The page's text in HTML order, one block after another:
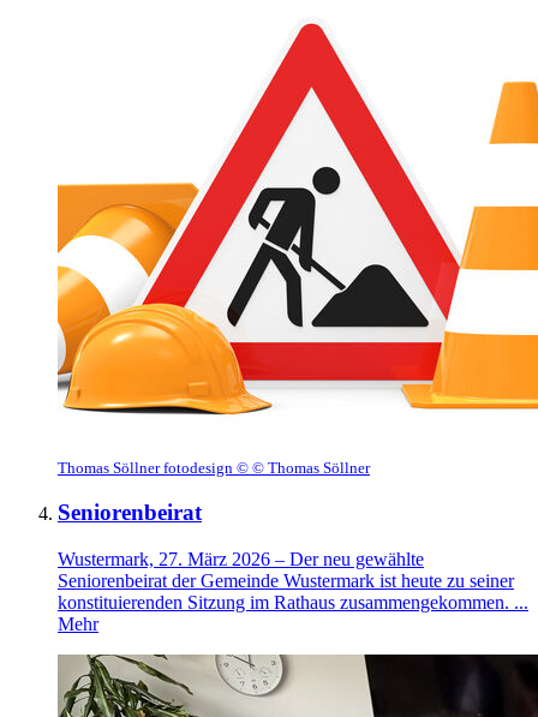
Thomas Söllner fotodesign © © Thomas Söllner
Seniorenbeirat
Wustermark, 27. März 2026 – Der neu gewählte
Seniorenbeirat der Gemeinde Wustermark ist heute zu seiner
konstituierenden Sitzung im Rathaus zusammengekommen. ...
Mehr